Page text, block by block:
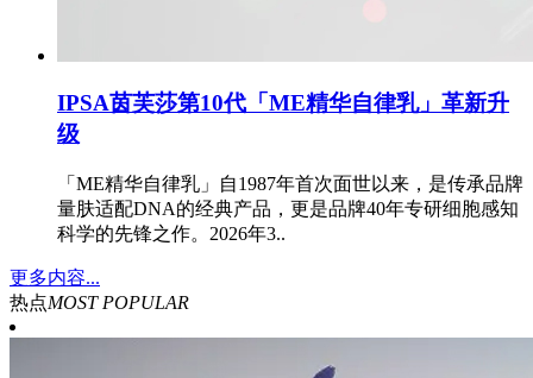
IPSA茵芙莎第10代「ME精华自律乳」革新升
级
「ME精华自律乳」自1987年首次面世以来，是传承品牌
量肤适配DNA的经典产品，更是品牌40年专研细胞感知
科学的先锋之作。2026年3..
更多内容...
热点MOST POPULAR